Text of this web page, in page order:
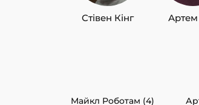
Стівен Кінг
Майкл Роботам (4)